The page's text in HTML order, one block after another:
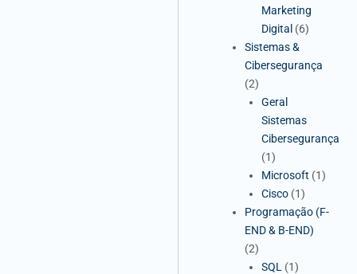
Marketing
Digital (6)
Sistemas &
Cibersegurança
(2)
Geral
Sistemas
Cibersegurança
(1)
Microsoft (1)
Cisco (1)
Programação (F-
END & B-END)
(2)
SQL (1)